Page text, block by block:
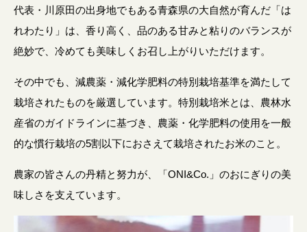
代表・川原田の出身地でもある青森県の大自然が育んだ「は
れわたり」は、香り高く、品のある甘みと粘りのバランスが
絶妙で、冷めても美味しくお召し上がりいただけます。
その中でも、減農薬・減化学肥料の特別栽培基準を満たして
栽培されたものを厳選しています。特別栽培米とは、農林水
産省のガイドラインに基づき、農薬・化学肥料の使用を一般
的な慣行栽培の5割以下におさえて栽培されたお米のこと。
農家の皆さんの丹精と努力が、「ONI&Co.」のおにぎりの美
味しさを支えています。